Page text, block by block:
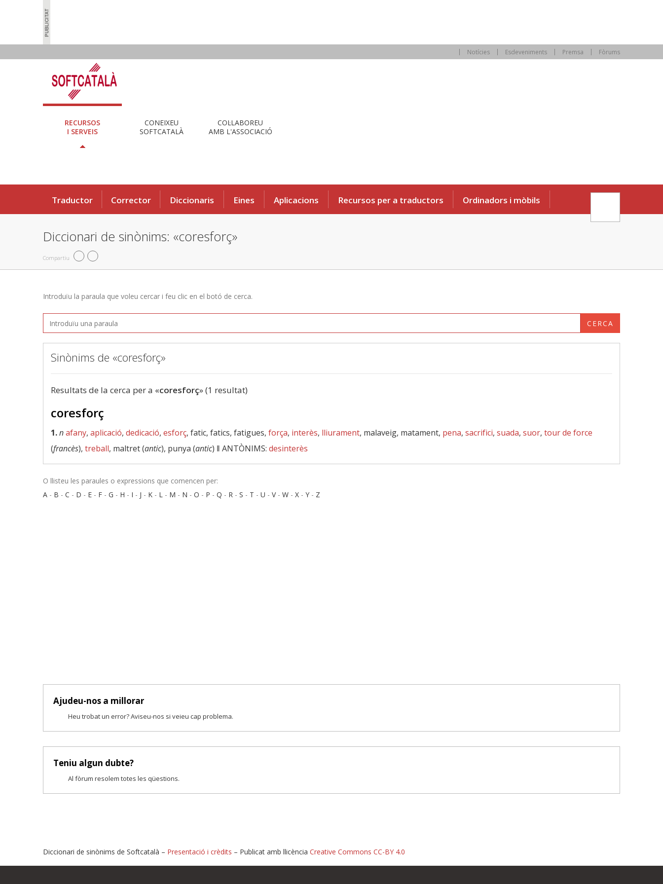
Notícies Esdeveniments Premsa Fòrums
RECURSOS
I SERVEIS
CONEIXEU
SOFTCATALÀ
COL·LABOREU
AMB L'ASSOCIACIÓ
Traductor Corrector Diccionaris Eines Aplicacions Recursos per a traductors Ordinadors i mòbils
Diccionari de sinònims: «coresforç»
Compartiu
Introduïu la paraula que voleu cercar i feu clic en el botó de cerca.
CERCA
Sinònims de «coresforç»
Resultats de la cerca per a «coresforç» (1 resultat)
coresforç
1.nafany, aplicació, dedicació, esforç, fatic, fatics, fatigues, força, interès, lliurament, malaveig, matament, pena, sacrifici, suada, suor, tour de force
(francès), treball, maltret (antic), punya (antic) ‖ ANTÒNIMS: desinterès
O llisteu les paraules o expressions que comencen per:
A - B - C - D - E - F - G - H - I - J - K - L - M - N - O - P - Q - R - S - T - U - V- W - X - Y - Z
Ajudeu-nos a millorar
Heu trobat un error? Aviseu-nos si veieu cap problema.
Teniu algun dubte?
Al fòrum resolem totes les qüestions.
Diccionari de sinònims de Softcatalà – Presentació i crèdits – Publicat amb llicència Creative Commons CC-BY 4.0